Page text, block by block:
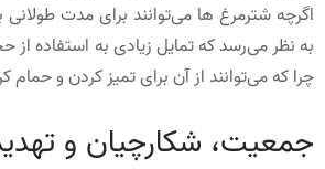
اگرچه شترمرغ ها می‌توانند برای مدت طولانی
به نظر می‌رسد که تمایل زیادی به استفاده
چرا که می‌توانند از آن برای تمیز کردن و حمام
جمعیت، شکارچیان و